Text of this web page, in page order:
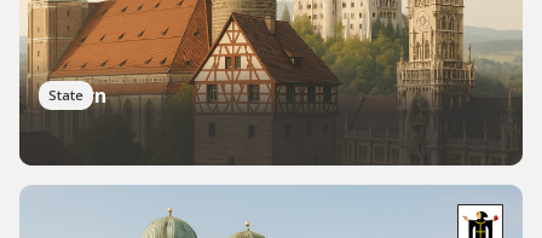
State
Bayern